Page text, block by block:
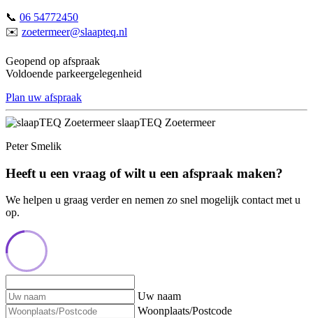
📞 06 54772450
✉️ zoetermeer@slaapteq.nl
Geopend op afspraak
Voldoende parkeergelegenheid
Plan uw afspraak
slaapTEQ Zoetermeer
Peter Smelik
Heeft u een vraag of wilt u een afspraak maken?
We helpen u graag verder en nemen zo snel mogelijk contact met u
op.
Uw naam
Woonplaats/Postcode